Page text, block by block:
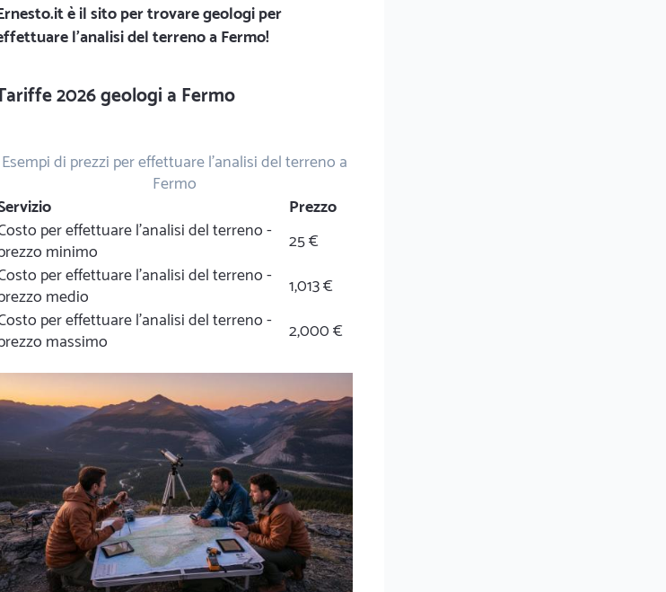
è il sito per trovare geologi per
l'analisi del terreno a Fermo!
2026 geologi a Fermo
Esempi di prezzi per effettuare l'analisi del terreno a
Fermo
Prezzo
per effettuare l'analisi del terreno -
minimo
25 €
per effettuare l'analisi del terreno -
medio
1,013 €
per effettuare l'analisi del terreno -
massimo
2,000 €